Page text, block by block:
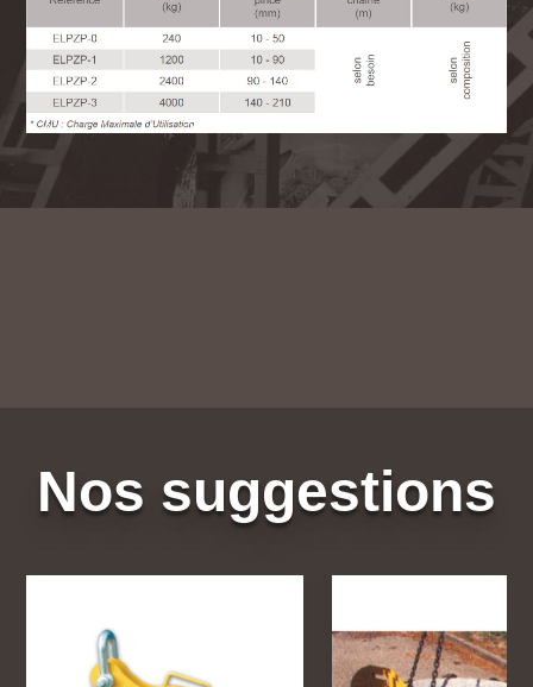
Nos suggestions